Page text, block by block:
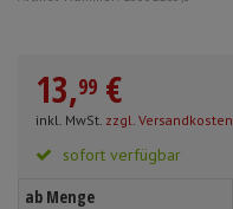
13,99 €
inkl. MwSt. zzgl. Versandkosten
sofort verfügbar
ab Menge